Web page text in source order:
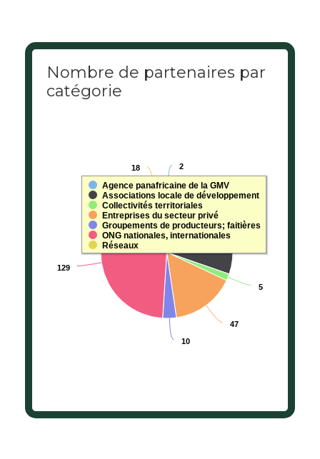
Nombre de partenaires par
catégorie
Pie chart with 7 slices.
View as data table, Nombre de partenaires par
2
2
5
5
47
47
10
10
129
129
18
18
Agence panafricaine de la GMV
Associations locale de développement
Collectivités territoriales
Entreprises du secteur privé
Groupements de producteurs; faitières
ONG nationales, internationales
Réseaux